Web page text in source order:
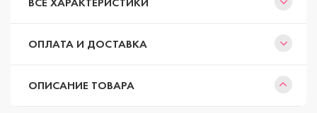
ОПЛАТА И ДОСТАВКА
ОПИСАНИЕ ТОВАРА